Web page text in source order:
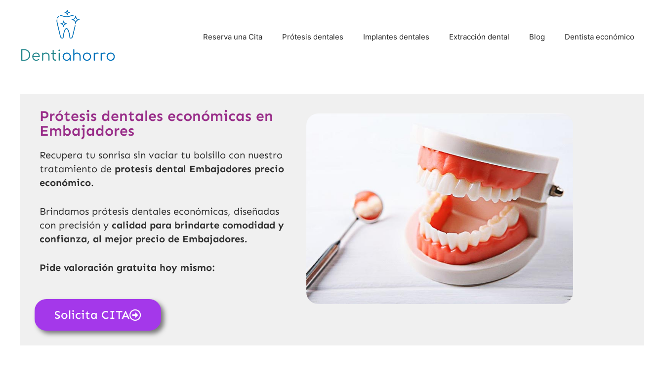
Reserva una Cita Prótesis dentales Implantes dentales Extracción dental Blog Dentista económico
Prótesis dentales económicas en
Embajadores
Recupera tu sonrisa sin vaciar tu bolsillo con nuestro
tratamiento de protesis dental Embajadores precio
económico.
Brindamos prótesis dentales económicas, diseñadas
con precisión y calidad para brindarte comodidad y
confianza, al mejor precio de Embajadores.
Pide valoración gratuita hoy mismo:
Solicita CITA